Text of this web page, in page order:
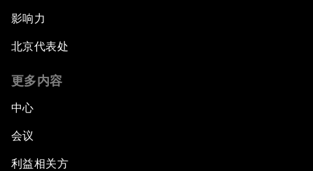
影响力
北京代表处
更多内容
中心
会议
利益相关方